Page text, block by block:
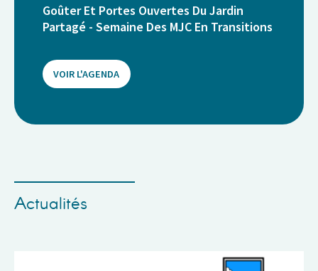
Goûter Et Portes Ouvertes Du Jardin
Partagé - Semaine Des MJC En Transitions
VOIR L'AGENDA
Actualités